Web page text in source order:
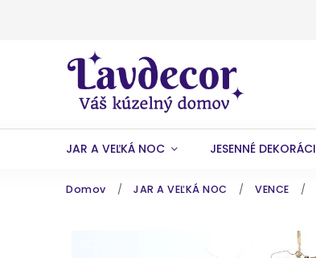
JAR A VEĽKÁ NOC JESENNÉ
Domov / JAR A VEĽKÁ NOC / VENCE /